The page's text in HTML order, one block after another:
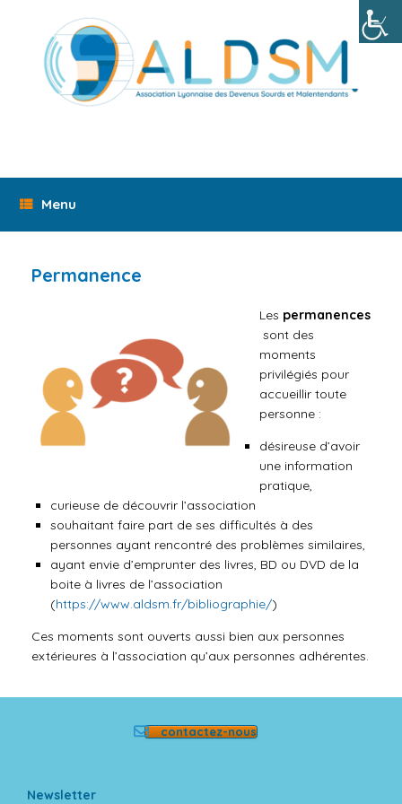
Menu
Permanence
Les permanences
sont des
moments
privilégiés pour
accueillir toute
personne :
désireuse d’avoir
une information
pratique,
curieuse de découvrir l’association
souhaitant faire part de ses difficultés à des
personnes ayant rencontré des problèmes similaires,
ayant envie d’emprunter des livres, BD ou DVD de la
boite à livres de l’association
(https://www.aldsm.fr/bibliographie/)
Ces moments sont ouverts aussi bien aux personnes
extérieures à l’association qu’aux personnes adhérentes.
contactez-nous
Newsletter